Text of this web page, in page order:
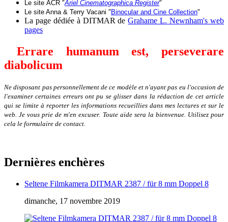
Le site ACR "Ariel Cinematographica Register"
Le site Anna & Terry Vacani " Binocular and Cine Collection"
La page dédiée à DITMAR deGrahame L. Newnham's web
pages
Errare humanum est, perseverare
diabolicum
Ne disposant pas personnellement de ce modèle et n'ayant pas eu l'occasion de
l'examiner certaines erreurs ont pu se glisser dans la rédaction de cet article
qui se limite à reporter les informations recueillies dans mes lectures et sur le
web. Je vous prie de m'en excuser. Toute aide sera la bienvenue. Utilisez pour
cela le formulaire de contact.
Dernières enchères
Seltene Filmkamera DITMAR 2387 / für 8 mm Doppel 8
dimanche, 17 novembre 2019